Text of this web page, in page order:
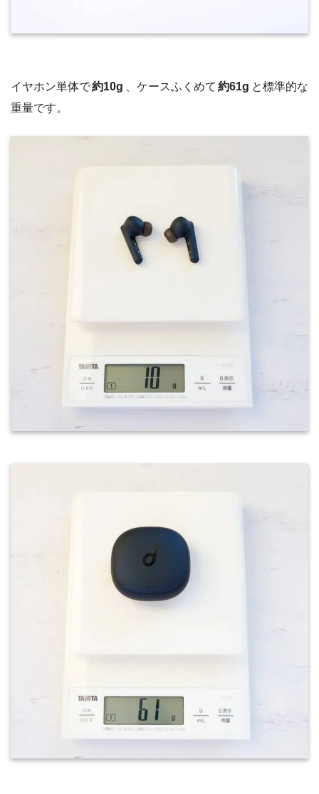
イヤホン単体で約10g 、ケースふくめて 約61g と標準的な
重量です。